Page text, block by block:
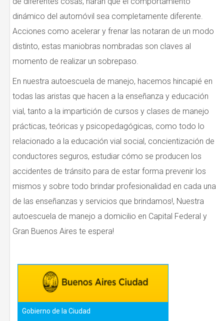
dinámico del automóvil sea completamente diferente.
Acciones como acelerar y frenar las notaran de un modo
distinto, estas maniobras nombradas son claves al
momento de realizar un sobrepaso.
En nuestra autoescuela de manejo, hacemos hincapié en
todas las aristas que hacen a la enseñanza y educación
vial, tanto a la impartición de cursos y clases de manejo
prácticas, teóricas y psicopedagógicas, como todo lo
relacionado a la educación vial social, concientización de
conductores seguros, estudiar cómo se producen los
accidentes de tránsito para de estar forma prevenir los
mismos y sobre todo brindar profesionalidad en cada una
de las enseñanzas y servicios que brindamos!, Nuestra
autoescuela de manejo a domicilio en Capital Federal y
Gran Buenos Aires te espera!
Gobierno de la Ciudad